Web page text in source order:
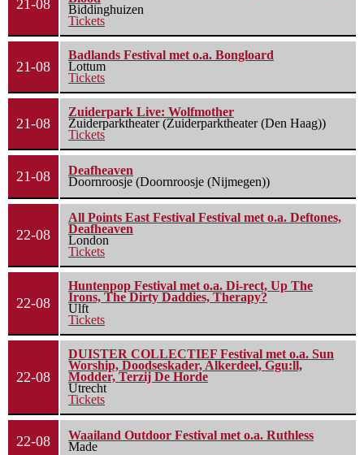
21-08
Biddinghuizen
Tickets
21-08
Badlands Festival met o.a. Bongloard
Lottum
Tickets
21-08
Zuiderpark Live: Wolfmother
Zuiderparktheater (Zuiderparktheater (Den Haag))
Tickets
21-08
Deafheaven
Doornroosje (Doornroosje (Nijmegen))
22-08
All Points East Festival Festival met o.a. Deftones,
Deafheaven
London
Tickets
22-08
Huntenpop Festival met o.a. Di-rect, Up The
Irons, The Dirty Daddies, Therapy?
Ulft
Tickets
22-08
DUISTER COLLECTIEF Festival met o.a. Sun
Worship, Doodseskader, Alkerdeel, Ggu:ll,
Modder, Terzij De Horde
Utrecht
Tickets
22-08
Waailand Outdoor Festival met o.a. Ruthless
Made